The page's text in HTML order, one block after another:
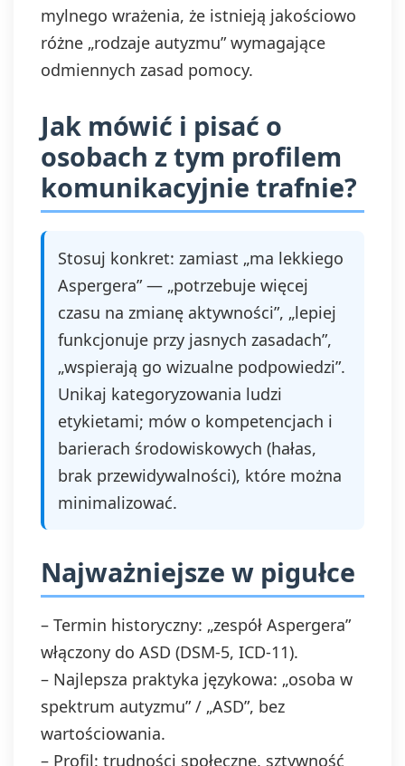
mylnego wrażenia, że istnieją jakościowo
różne „rodzaje autyzmu” wymagające
odmiennych zasad pomocy.
Jak mówić i pisać o
osobach z tym profilem
komunikacyjnie trafnie?
Stosuj konkret: zamiast „ma lekkiego
Aspergera” — „potrzebuje więcej
czasu na zmianę aktywności”, „lepiej
funkcjonuje przy jasnych zasadach”,
„wspierają go wizualne podpowiedzi”.
Unikaj kategoryzowania ludzi
etykietami; mów o kompetencjach i
barierach środowiskowych (hałas,
brak przewidywalności), które można
minimalizować.
Najważniejsze w pigułce
– Termin historyczny: „zespół Aspergera”
włączony do ASD (DSM‑5, ICD‑11).
– Najlepsza praktyka językowa: „osoba w
spektrum autyzmu” / „ASD”, bez
wartościowania.
– Profil: trudności społeczne, sztywność